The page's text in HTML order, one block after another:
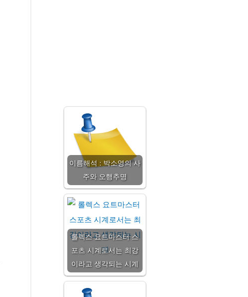
이름해석 : 박소영의 사
주와 오행추명
롤렉스 요트마스터 스
포츠 시계로서는 최강
이라고 생각되는 시계